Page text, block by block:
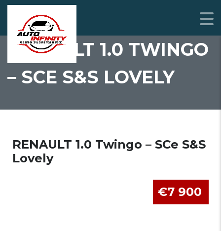
RENAULT 1.0 TWINGO
– SCE S&S LOVELY
RENAULT 1.0 Twingo – SCe S&S
Lovely
€7 900